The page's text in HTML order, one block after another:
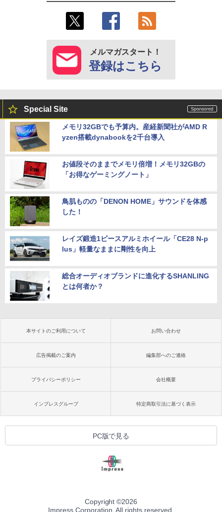
メルマガスタート！
登録はこちら
Special Site
メモリ32GBでも予算内。産経新聞社がAMD R
yzen搭載dynabookを2千台導入
お値段そのままでメモリ倍増！メモリ32GBの
「お得なゲーミングノート」
鳥肌ものの「DENON HOME」サウンドを体感
した！
レイズ鍛造1ピースアルミホイール「CE28 N-p
lus」軽量なままに剛性を向上
総合オーディオブランドに進化するSHANLING
とは何者か？
本サイトのご利用について お問い合わせ
広告掲載のご案内 編集部へのご連絡
プライバシーポリシー 会社概要
インプレスグループ 特定商取引法に基づく表示
PC版で見る
Copyright ©2026
Impress Corporation. All rights reserved.